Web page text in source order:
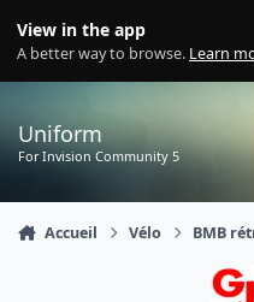
View in the app
A better way to browse. Learn
Uniform
For Invision Community 5
Accueil Vélo BMB